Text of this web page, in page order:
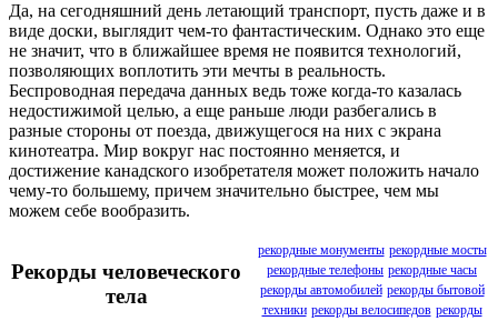
Да, на сегодняшний день летающий транспорт, пусть даже и в
виде доски, выглядит чем-то фантастическим. Однако это еще
не значит, что в ближайшее время не появится технологий,
позволяющих воплотить эти мечты в реальность.
Беспроводная передача данных ведь тоже когда-то казалась
недостижимой целью, а еще раньше люди разбегались в
разные стороны от поезда, движущегося на них с экрана
кинотеатра. Мир вокруг нас постоянно меняется, и
достижение канадского изобретателя может положить начало
чему-то большему, причем значительно быстрее, чем мы
можем себе вообразить.
Рекорды человеческого
тела
рекордные монументы рекордные мосты
рекордные телефоны рекордные часы
рекорды автомобилей рекорды бытовой
техники рекорды велосипедов рекорды